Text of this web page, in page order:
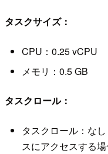
タスクサイズ：
CPU：0.25 vCPU
メモリ：0.5 GB
タスクロール：
タスクロール：な
スにアクセスする場